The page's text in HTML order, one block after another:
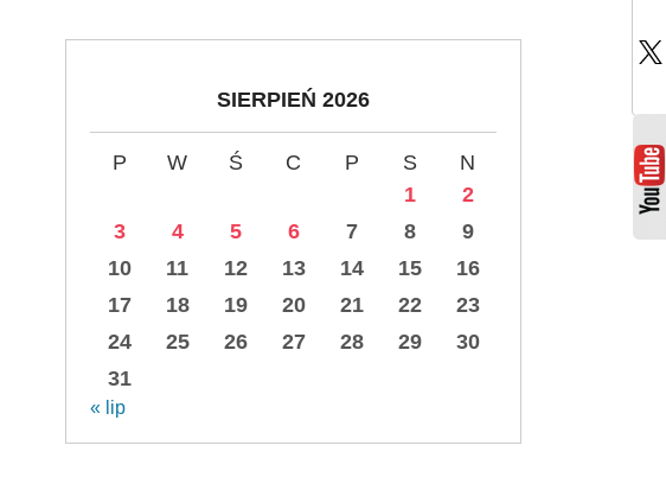
SIERPIEŃ 2026
P W Ś C P S
N
1
2
3
4 5 6 7 8
9
10
11 12 13 14 15
16
17
18 19 20 21 22
23
24
25 26 27 28 29
30
31
« lip